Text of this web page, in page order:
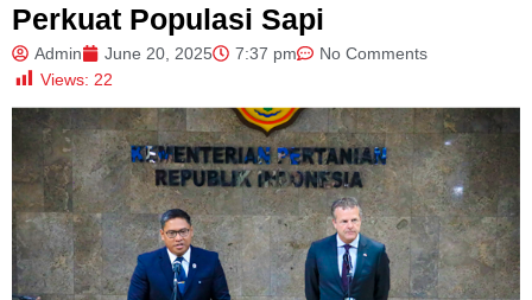
Perkuat Populasi Sapi
Admin June 20, 2025 7:37 pm
No Comments
Views: 22